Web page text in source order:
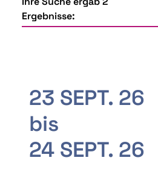
Ergebnisse:
23 SEPT. 26
bis
24 SEPT. 26